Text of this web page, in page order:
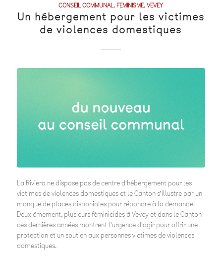
CONSEIL COMMUNAL,FEMINISME,VEVEY
Un hébergement pour les victimes
de violences domestiques
La Riviera ne dispose pas de centre d’hébergement pour les
victimes de violences domestiques et le Canton s’illustre par un
manque de places disponibles pour répondre à la demande.
Deuxièmement, plusieurs féminicides à Vevey et dans le Canton
ces dernières années montrent l’urgence d’agir pour offrir une
protection et un soutien aux personnes victimes de violences
domestiques.